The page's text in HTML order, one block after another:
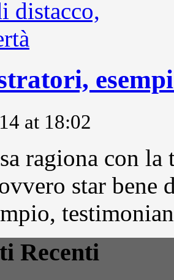
at 18:02
ragiona con
star
Recenti